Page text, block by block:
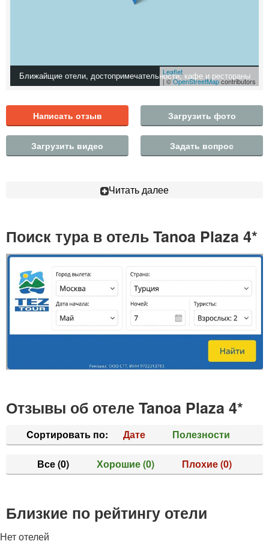
Leaflet
| ©OpenStreetMapcontributors
Ближайщие отели, достопримечательности, кафе и рестораны
Написать отзыв Загрузить фото
Загрузить видео Задать вопрос
Читать далее
Поиск тура в отель Tanoa Plaza 4*
Отзывы об отеле Tanoa Plaza 4*
Cортировать по: Дате Полезности
Все(0) Хорошие(0) Плохие(0)
Близкие по рейтингу отели
Нет отелей